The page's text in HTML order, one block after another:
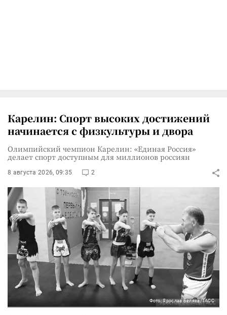
Карелин: Спорт высоких достижений
начинается с физкультуры и двора
Олимпийский чемпион Карелин: «Единая Россия»
делает спорт доступным для миллионов россиян
8 августа 2026, 09:35 2
Фото: Ярослав Беляев/ТАСС